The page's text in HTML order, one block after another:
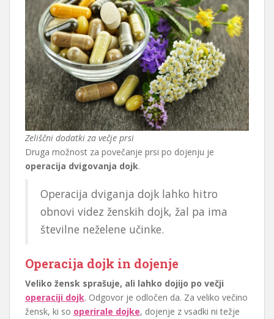
Zeliščni dodatki za večje prsi
Druga možnost za povečanje prsi po dojenju je
operacija dvigovanja dojk.
Operacija dviganja dojk lahko hitro
obnovi videz ženskih dojk, žal pa ima
številne neželene učinke.
Operacija dojk in dojenje
Veliko žensk sprašuje, ali lahko dojijo po večji
operaciji dojk. Odgovor je odločen da. Za veliko večino
žensk, ki so operirale dojke, dojenje z vsadki ni težje